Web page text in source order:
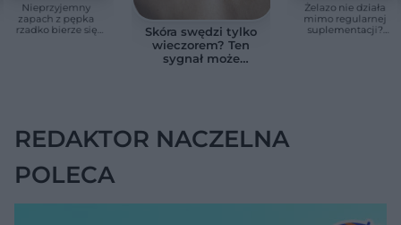
Nieprzyjemny
zapach z pępka
rzadko bierze się
Skóra swędzi tylko
wieczorem? Ten
sygnał może
Żelazo nie działa
mimo regularnej
suplementacji?
REDAKTOR NACZELNA
POLECA